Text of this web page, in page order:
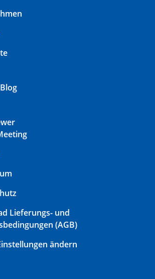
Lieferungs- und
(AGB)
ändern